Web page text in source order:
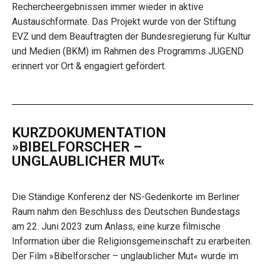
Rechercheergebnissen immer wieder in aktive
Austauschformate. Das Projekt wurde von der Stiftung
EVZ und dem Beauftragten der Bundesregierung für Kultur
und Medien (BKM) im Rahmen des Programms JUGEND
erinnert vor Ort & engagiert gefördert.
KURZDOKUMENTATION
»BIBELFORSCHER –
UNGLAUBLICHER MUT«
Die Ständige Konferenz der NS-Gedenkorte im Berliner
Raum nahm den Beschluss des Deutschen Bundestags
am 22. Juni 2023 zum Anlass, eine kurze filmische
Information über die Religionsgemeinschaft zu erarbeiten.
Der Film »Bibelforscher – unglaublicher Mut« wurde im